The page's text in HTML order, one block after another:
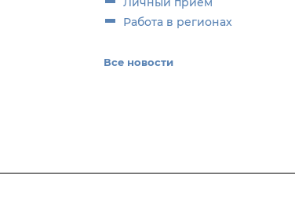
Работа в регионах
Все новости